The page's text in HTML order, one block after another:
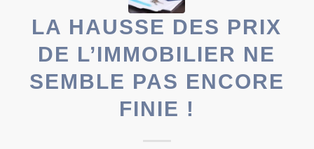
LA HAUSSE DES PRIX
DE L’IMMOBILIER NE
SEMBLE PAS ENCORE
FINIE !